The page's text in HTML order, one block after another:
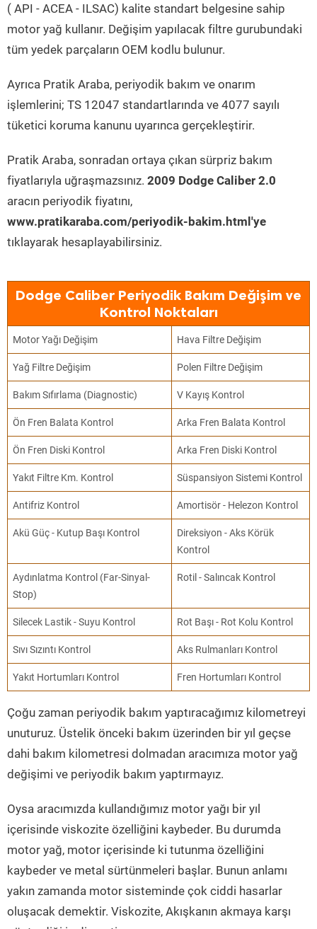
( API - ACEA - ILSAC) kalite standart belgesine sahip
motor yağ kullanır. Değişim yapılacak filtre gurubundaki
tüm yedek parçaların OEM kodlu bulunur.
Ayrıca Pratik Araba, periyodik bakım ve onarım
işlemlerini; TS 12047 standartlarında ve 4077 sayılı
tüketici koruma kanunu uyarınca gerçekleştirir.
Pratik Araba, sonradan ortaya çıkan sürpriz bakım
fiyatlarıyla uğraşmazsınız. 2009 Dodge Caliber 2.0
aracın periyodik fiyatını,
www.pratikaraba.com/periyodik-bakim.html'ye
tıklayarak hesaplayabilirsiniz.
Dodge Caliber Periyodik Bakım Değişim ve
Kontrol Noktaları
Motor Yağı Değişim Hava Filtre Değişim
Yağ Filtre Değişim Polen Filtre Değişim
Bakım Sıfırlama (Diagnostic) V Kayış Kontrol
Ön Fren Balata Kontrol Arka Fren Balata Kontrol
Ön Fren Diski Kontrol Arka Fren Diski Kontrol
Yakıt Filtre Km. Kontrol Süspansiyon Sistemi Kontrol
Antifriz Kontrol Amortisör - Helezon Kontrol
Akü Güç - Kutup Başı Kontrol
Direksiyon - Aks Körük
Kontrol
Aydınlatma Kontrol (Far-Sinyal-
Stop)
Rotil - Salıncak Kontrol
Silecek Lastik - Suyu Kontrol Rot Başı - Rot Kolu Kontrol
Sıvı Sızıntı Kontrol Aks Rulmanları Kontrol
Yakıt Hortumları Kontrol Fren Hortumları Kontrol
Çoğu zaman periyodik bakım yaptıracağımız kilometreyi
unuturuz. Üstelik önceki bakım üzerinden bir yıl geçse
dahi bakım kilometresi dolmadan aracımıza motor yağ
değişimi ve periyodik bakım yaptırmayız.
Oysa aracımızda kullandığımız motor yağı bir yıl
içerisinde viskozite özelliğini kaybeder. Bu durumda
motor yağ, motor içerisinde ki tutunma özelliğini
kaybeder ve metal sürtünmeleri başlar. Bunun anlamı
yakın zamanda motor sisteminde çok ciddi hasarlar
oluşacak demektir. Viskozite, Akışkanın akmaya karşı